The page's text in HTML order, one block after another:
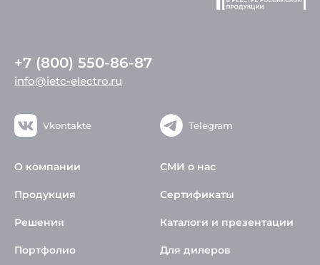
+7 (800) 550-86-87
info@ietc-electro.ru
Vkontakte Telegram
О компании
Продукция
Решения
Портфолио
СМИ о нас
Сертификаты
Каталоги и презентации
Для дилеров